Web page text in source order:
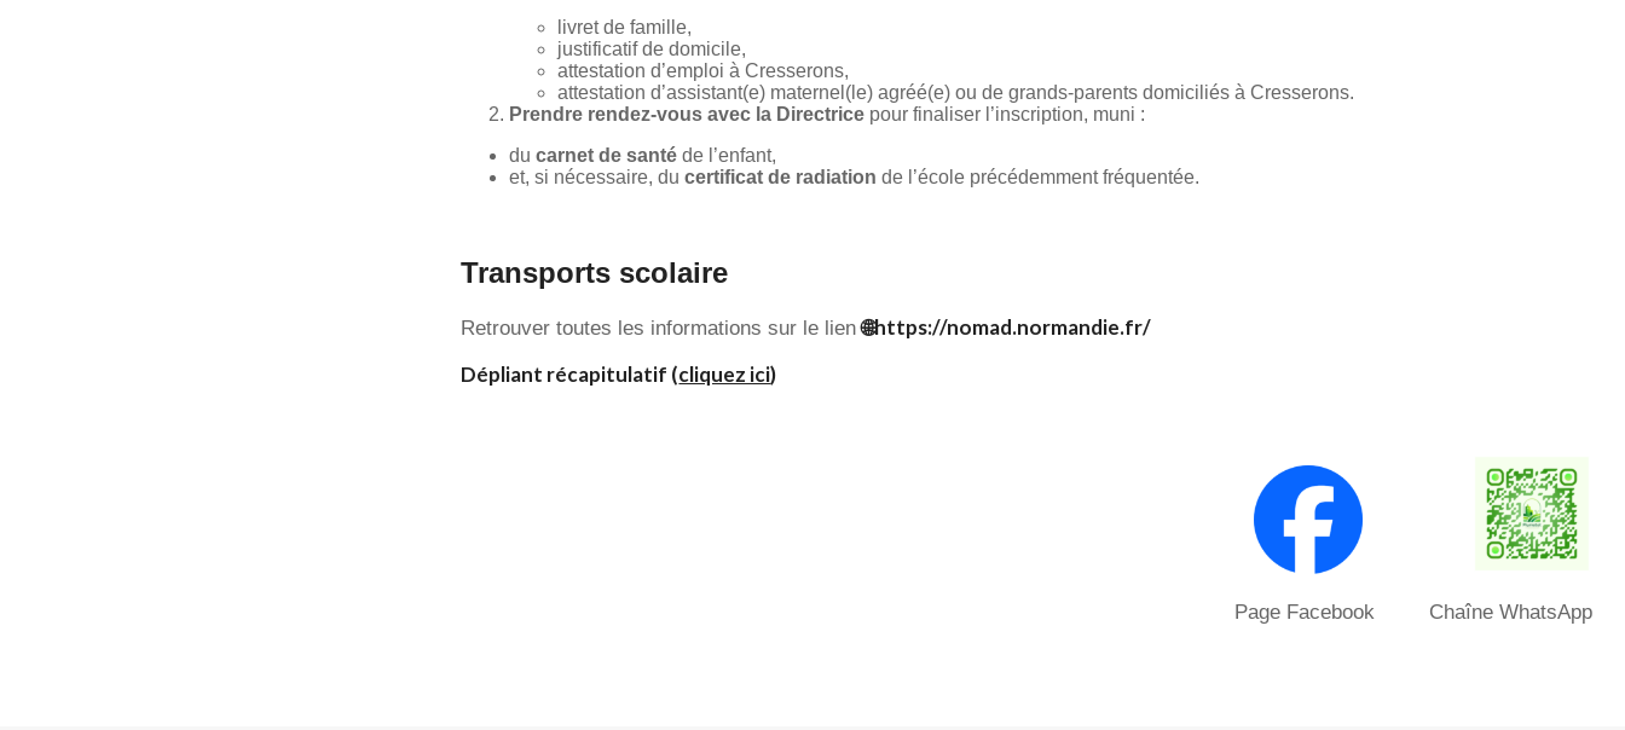
livret de famille,
justificatif de domicile,
attestation d’emploi à Cresserons,
attestation d’assistant(e) maternel(le) agréé(e) ou de grands-parents domiciliés à Cresserons.
Prendre rendez-vous avec la Directrice pour finaliser l’inscription, muni :
ducarnet de santé de l’enfant,
et, si nécessaire, ducertificat de radiation de l’école précédemment fréquentée.
Transports scolaire
Retrouver toutes les informations sur le lien🌐https://nomad.normandie.fr/
Dépliant récapitulatif (cliquez ici)
Page Facebook Chaîne WhatsApp